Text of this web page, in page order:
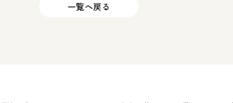
一覧へ戻る